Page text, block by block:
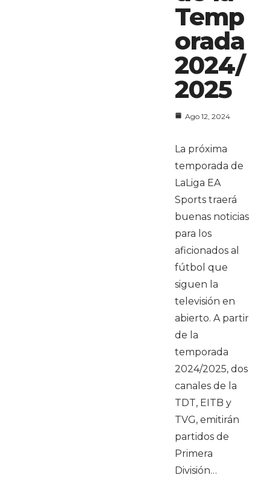
Temp
orada
2024/
2025
Ago 12, 2024
La próxima
temporada de
LaLiga EA
Sports traerá
buenas noticias
para los
aficionados al
fútbol que
siguen la
televisión en
abierto. A partir
de la
temporada
2024/2025, dos
canales de la
TDT, EITB y
TVG, emitirán
partidos de
Primera
División…